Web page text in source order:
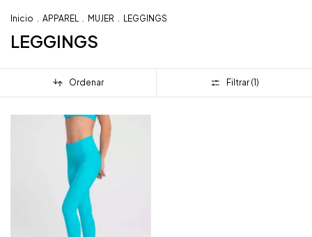
Inicio APPAREL MUJER LEGGINGS
LEGGINGS
Ordenar Filtrar (1)